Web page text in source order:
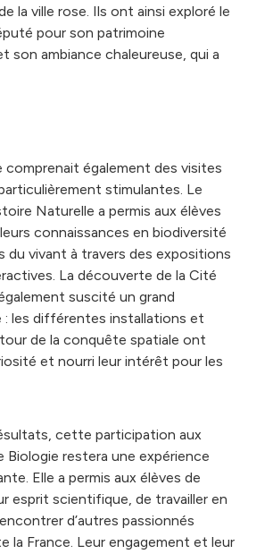
la ville rose. Ils ont ainsi exploré le
pour son patrimoine
son ambiance chaleureuse, qui a
comprenait également des visites
stimulantes. Le
Naturelle a permis aux élèves
connaissances en biodiversité
du vivant à travers des expositions
La découverte de la Cité
suscité un grand
: les différentes installations et
de la conquête spatiale ont
et nourri leur intérêt pour les
cette participation aux
Biologie restera une expérience
Elle a permis aux élèves de
esprit scientifique, de travailler en
d’autres passionnés
la France. Leur engagement et leur